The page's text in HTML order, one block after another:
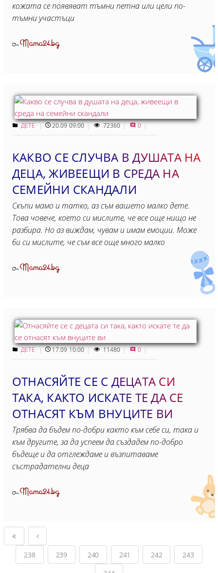
кожата се появяват тъмни петна или цели по-
тъмни участъци
ОтMama24.bg
ДЕТЕ 20.09 09:00 72360 0
КАКВО СЕ СЛУЧВА В ДУШАТА НА
ДЕЦА, ЖИВЕЕЩИ В СРЕДА НА
СЕМЕЙНИ СКАНДАЛИ
Скъпи мамо и татко, аз съм вашето малко дете.
Това човече, което си мислите, че все още нищо не
разбира. Но аз виждам, чувам и имам емоции. Може
би си мислите, че съм все още много малко
ОтMama24.bg
ДЕТЕ 17.09 10:00 11480 0
ОТНАСЯЙТЕ СЕ С ДЕЦАТА СИ
ТАКА, КАКТО ИСКАТЕ ТЕ ДА СЕ
ОТНАСЯТ КЪМ ВНУЦИТЕ ВИ
Трябва да бъдем по-добри както към себе си, така и
към другите, за да успеем да създадем по-добро
бъдеще и да отглеждаме и възпитаваме
състрадателни деца
ОтMama24.bg
238 239 240 241 242
243